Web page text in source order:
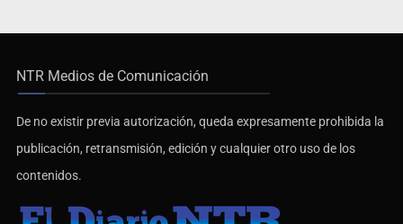
NTR Medios de Comunicación
De no existir previa autorización, queda expresamente prohibida la
publicación, retransmisión, edición y cualquier otro uso de los
contenidos.